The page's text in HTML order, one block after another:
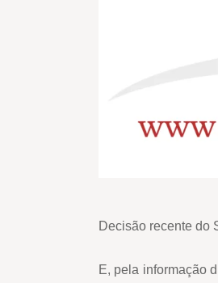
Decisão recente do
E, pela informação